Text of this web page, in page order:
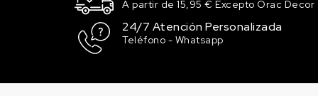
VEJIGA
2.55 €
A partir de 15,95 € Excepto Orac Decor
24/7 Atención Personalizada
Teléfono - Whatsapp